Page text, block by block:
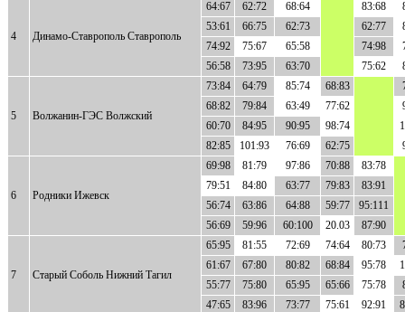
4 Динамо-Ставрополь Ставрополь
64:67 62:72 68:64 83:68
53:61
66:75 62:73 62:77
74:92
75:67 65:58 74:98
56:58
73:95 63:70 75:62
5 Волжанин-ГЭС Волжский
73:84 64:79 85:74 68:83
68:82
79:84 63:49 77:62
60:70
84:95 90:95 98:74
82:85
101:93 76:69 62:75
6 Родники Ижевск
69:98 81:79 97:86 70:88
83:78
79:51
84:80 63:77 79:83
83:91
56:74
63:86 64:88 59:77
95:111
56:69
59:96 60:100 20.03 87:90
7 Старый Соболь Нижний Тагил
65:95 81:55 72:69 74:64 80:73
61:67
67:80 80:82 68:84 95:78
55:77
75:80 65:95 65:66 75:78
47:65
83:96 73:77 75:61 92:91